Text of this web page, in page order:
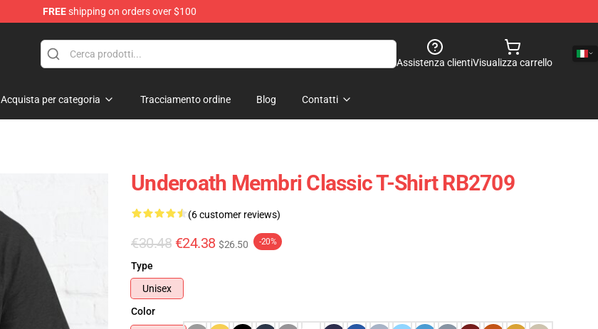
FREEshipping on orders over $100
Assistenza clientiVisualizza carrello
Acquista per categoria Tracciamento ordine Blog Contatti
Underoath Membri Classic T-Shirt RB2709
(6 customer reviews)
€30.48 €24.38 $26.50 -20%
Type
Unisex
Color